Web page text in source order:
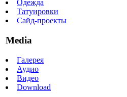
Одежда
Татуировки
Сайд-проекты
Media
Галерея
Аудио
Видео
Download